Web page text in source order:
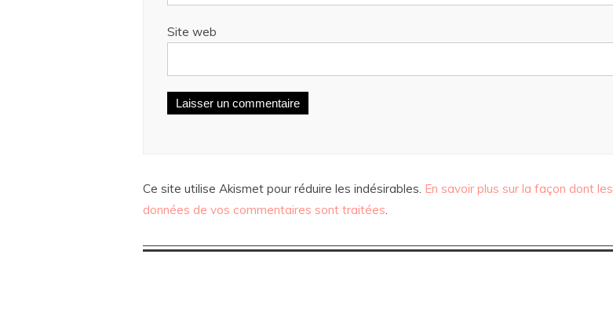
Site web
Ce site utilise Akismet pour réduire les indésirables. En savoir plus sur la façon dont les
données de vos commentaires sont traitées.